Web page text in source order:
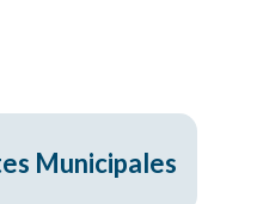
Municipales